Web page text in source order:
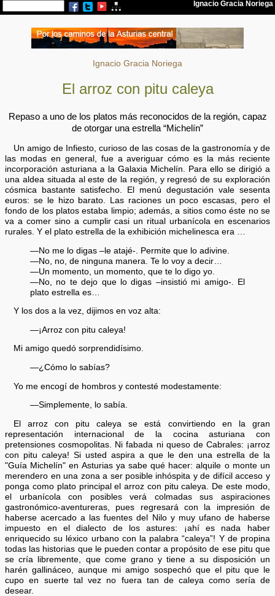
Ignacio Gracia Noriega
El arroz con pitu caleya
Repaso a uno de los platos más reconocidos de la región, capaz
de otorgar una estrella “Michelín”
Un amigo de Infiesto, curioso de las cosas de la gastronomía y de
las modas en general, fue a averiguar cómo es la más reciente
incorporación asturiana a la Galaxia Michelín. Para ello se dirigió a
una aldea situada al este de la región, y regresó de su exploración
cósmica bastante satisfecho. El menú degustación vale sesenta
euros: se le hizo barato. Las raciones un poco escasas, pero el
fondo de los platos estaba limpio; además, a sitios como éste no se
va a comer sino a cumplir casi un ritual urbanícola en escenarios
rurales. Y el plato estrella de la exhibición michelinesca era …
—No me lo digas –le atajé-. Permite que lo adivine.
—No, no, de ninguna manera. Te lo voy a decir…
—Un momento, un momento, que te lo digo yo.
—No, no te dejo que lo digas –insistió mi amigo-. El
plato estrella es…
Y los dos a la vez, dijimos en voz alta:
—¡Arroz con pitu caleya!
Mi amigo quedó sorprendidísimo.
—¿Cómo lo sabías?
Yo me encogí de hombros y contesté modestamente:
—Simplemente, lo sabía.
El arroz con pitu caleya se está convirtiendo en la gran
representación internacional de la cocina asturiana con
pretensiones cosmopolitas. Ni fabada ni queso de Cabrales: ¡arroz
con pitu caleya! Si usted aspira a que le den una estrella de la
"Guía Michelín" en Asturias ya sabe qué hacer: alquile o monte un
merendero en una zona a ser posible inhóspita y de difícil acceso y
ponga como plato principal el arroz con pitu caleya. De este modo,
el urbanícola con posibles verá colmadas sus aspiraciones
gastronómico-aventureras, pues regresará con la impresión de
haberse acercado a las fuentes del Nilo y muy ufano de haberse
impuesto en el dialecto de los astures: ¡ahí es nada haber
enriquecido su léxico urbano con la palabra “caleya”! Y de propina
todas las historias que le pueden contar a propósito de ese pitu que
se cría libremente, que come grano y tiene a su disposición un
harén gallináceo, aunque mi amigo sospechó que el pitu que le
cupo en suerte tal vez no fuera tan de caleya como sería de
desear.